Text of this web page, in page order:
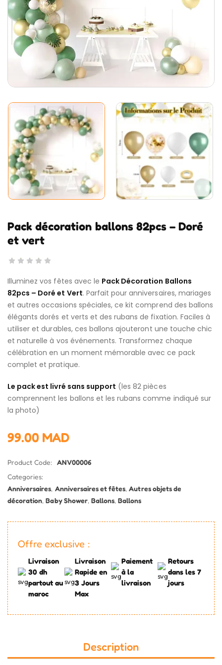
Pack décoration ballons 82pcs – Doré
et vert
Illuminez vos fêtes avec le Pack Décoration Ballons
82pcs – Doré et Vert. Parfait pour anniversaires, mariages
et autres occasions spéciales, ce kit comprend des ballons
élégants dorés et verts et des rubans de fixation. Faciles à
utiliser et durables, ces ballons ajouteront une touche chic
et naturelle à vos événements. Transformez chaque
célébration en un moment mémorable avec ce pack
complet et pratique.
Le pack est livré sans support (les 82 pièces
comprennent les ballons et les rubans comme indiqué sur
la photo)
99.00 MAD
Product Code: ANV00006
Categories:
Anniversaires, Anniversaires et fêtes,Autres objets de
décoration,Baby Shower, Ballons,Ballons
Offre exclusive :
Livraison
30 dh
partout au
maroc
Livraison
Rapide en
3 Jours
Max
Paiement
à la
livraison
Retours
dans les 7
jours
Description